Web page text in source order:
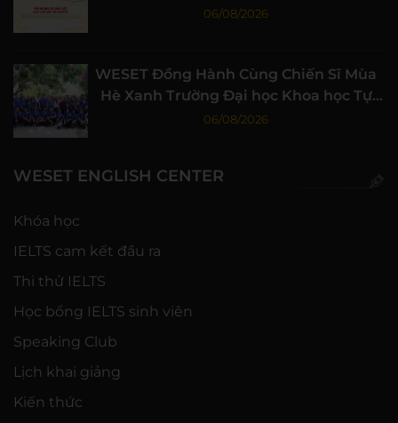
06/08/2026
WESET Đồng Hành Cùng Chiến Sĩ Mùa
Hè Xanh Trường Đại học Khoa học Tự
nhiên, ĐHQG-HCM
06/08/2026
WESET ENGLISH CENTER
Khóa học
IELTS cam kết đầu ra
Thi thử IELTS
Học bổng IELTS sinh viên
Speaking Club
Lịch khai giảng
Kiến thức